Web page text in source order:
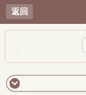
返回